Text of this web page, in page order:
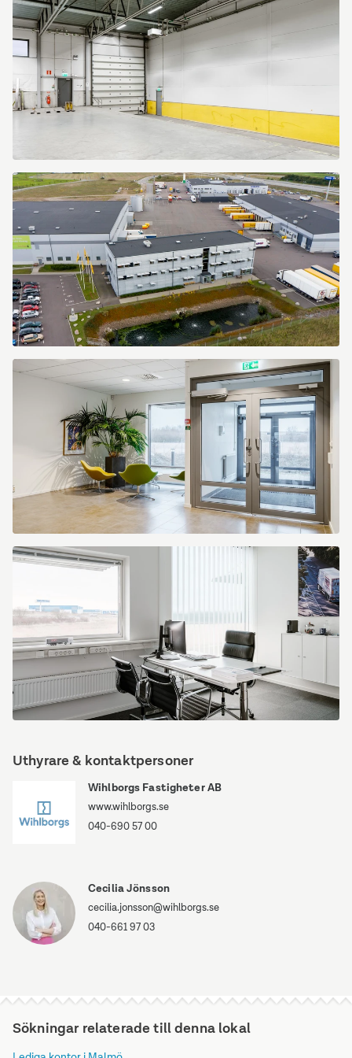
100
Starrvägen
100
Starrvägen
Starrvägen
Uthyrare & kontaktpersoner
Wihlborgs Fastigheter AB
www.wihlborgs.se
040-690 57 00
Cecilia Jönsson
cecilia.jonsson@wihlborgs.se
040-661 97 03
Sökningar relaterade till denna lokal